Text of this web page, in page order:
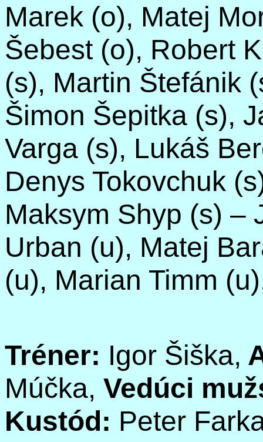
Marek (o), Matej
Šebest (o), Robert
(s), Martin Štefánik
Šimon Šepitka (s),
Varga (s), Lukáš
Denys Tokovchuk
Maksym Shyp (s) –
Urban (u), Matej
(u), Marian Timm
Tréner: Igor Šiška,
Múčka, Vedúci
Kustód: Peter